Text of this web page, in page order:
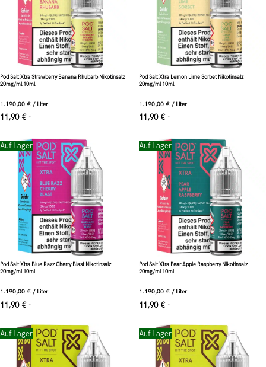
Pod Salt Xtra Strawberry Banana Rhubarb Nikotinsalz
20mg/ml 10ml
1.190,00 € / Liter
11,90 € *
Pod Salt Xtra Lemon Lime Sorbet Nikotinsalz
20mg/ml 10ml
1.190,00 € / Liter
11,90 € *
Auf Lager
Pod Salt Xtra Blue Razz Cherry Blast Nikotinsalz
20mg/ml 10ml
1.190,00 € / Liter
11,90 € *
Auf Lager
Pod Salt Xtra Pear Apple Raspberry Nikotinsalz
20mg/ml 10ml
1.190,00 € / Liter
11,90 € *
Auf Lager Auf Lager